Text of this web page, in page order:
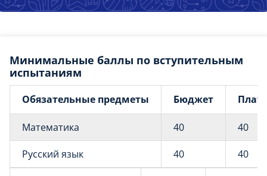
Минимальные баллы по вступительным
испытаниям
Обязательные предметы Бюджет
Математика 40 40
Русский язык 40 40